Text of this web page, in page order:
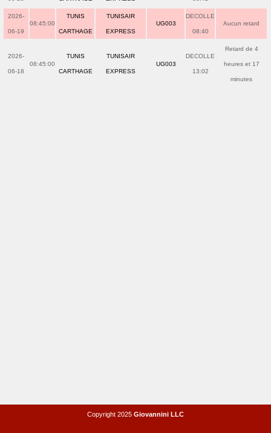
2026-
06-19
08:45:00
TUNIS
CARTHAGE
TUNISAIR
EXPRESS
UG003
DECOLLE
08:40
Aucun retard
2026-
06-18
08:45:00
TUNIS
CARTHAGE
TUNISAIR
EXPRESS
UG003
DECOLLE
13:02
Retard de 4
heures et 17
minutes
Copyright 2025 Giovannini LLC